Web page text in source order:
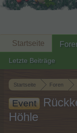
Startseite Foren
Event
Höhle
Startseite
Letzte Beiträge